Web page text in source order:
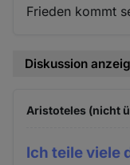
Frieden kommt
Diskussion
Aristoteles (nicht
Ich teile viele